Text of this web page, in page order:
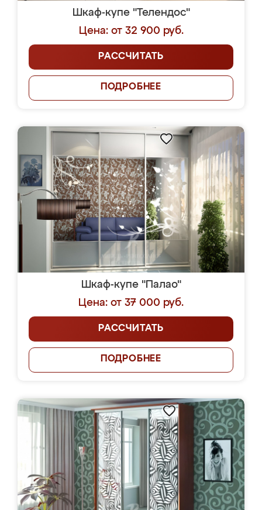
Шкаф-купе "Телендос"
Цена: от 32 900 руб.
РАССЧИТАТЬ
ПОДРОБНЕЕ
Шкаф-купе "Палао"
Цена: от 37 000 руб.
РАССЧИТАТЬ
ПОДРОБНЕЕ